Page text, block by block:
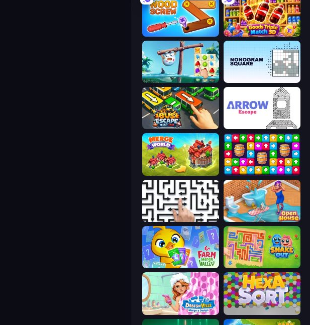
Wood Screw: Bolts Puzzle Goods Triple Match 3D
Sugar Heroes
Bus Escape: Clear Jam Arrow Escape
Merge World Tap Away Story
Arrow Escape: Puzzle Open House
Farm Merge Valley Snake Out: Maze Escape
Designville: Merge & Design